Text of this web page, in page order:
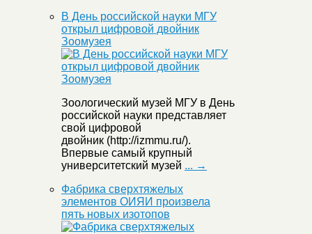
В День российской науки МГУ
открыл цифровой двойник
Зоомузея
Зоологический музей МГУ в День
российской науки представляет
свой цифровой
двойник (http://izmmu.ru/).
Впервые самый крупный
университетский музей ... →
Фабрика сверхтяжелых
элементов ОИЯИ произвела
пять новых изотопов